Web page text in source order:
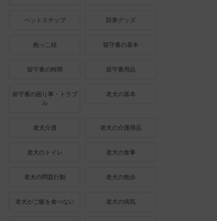
ペットステップ 防寒グッズ
抱っこ紐 留守番の基本
留守番の時間 留守番用品
留守番の困り事・トラブ
ル
老犬の基本
老犬介護 老犬の介護用品
老犬のトイレ 老犬の食事
老犬の問題行動 老犬の散歩
老犬がご飯を食べない 老犬の病気